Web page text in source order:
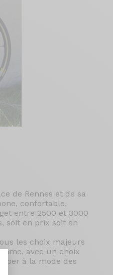
de Rennes et de sa
confortable,
entre 2500 et 3000
soit en prix soit en
les choix majeurs
avec un choix
à la mode des